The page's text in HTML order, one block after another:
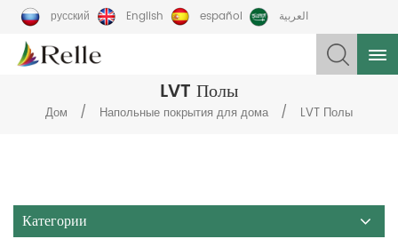
русский English español العربية
LVT Полы
Дом / Напольные покрытия для дома / LVT Полы
Категории